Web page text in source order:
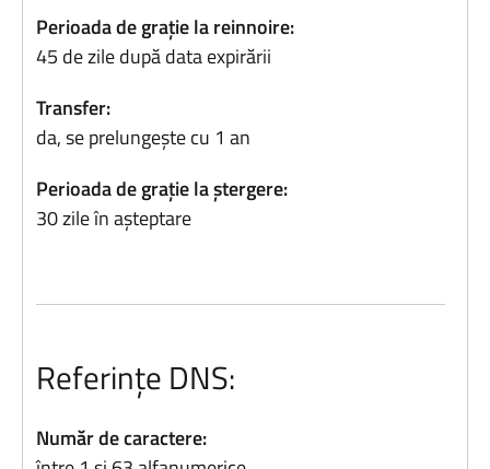
Perioada de grație la reinnoire:
45 de zile după data expirării
Transfer:
da, se prelungește cu 1 an
Perioada de grație la ștergere:
30 zile în așteptare
Referințe DNS:
Număr de caractere: